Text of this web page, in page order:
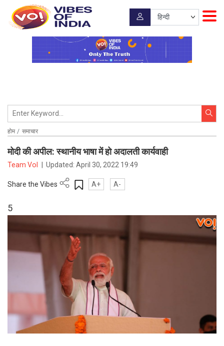
होम समाचार
मोदी की अपील: स्थानीय भाषा में हो अदालती कार्यवाही
Team VoI Updated:April 30, 2022 19:49
Share the Vibes A+ A-
5